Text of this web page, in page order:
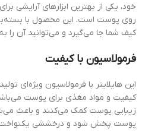
خود، یکی از بهترین ابزارهای آرایشی
روی پوست است. این محصول با
کیف شما جا می‌گیرد و می‌توانید آن را
فرمولاسیون با کیفیت
این هایلایتر با فرمولاسیون ویژه‌ای
کیفیت و مواد مغذی برای پوست
زیبایی پوست کمک می‌کنند و باعث
پوست پخش شود و درخششی یکنواخت